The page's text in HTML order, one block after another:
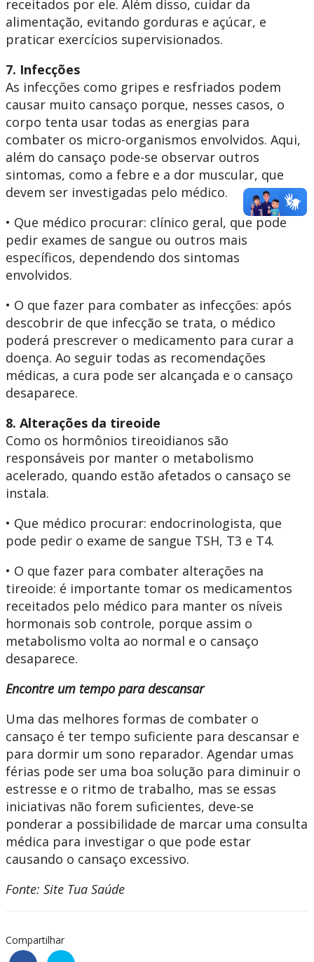
receitados por ele. Além disso, cuidar da
alimentação, evitando gorduras e açúcar, e
praticar exercícios supervisionados.
7. Infecções
As infecções como gripes e resfriados podem
causar muito cansaço porque, nesses casos, o
corpo tenta usar todas as energias para
combater os micro-organismos envolvidos. Aqui,
além do cansaço pode-se observar outros
sintomas, como a febre e a dor muscular, que
devem ser investigadas pelo médico.
• Que médico procurar: clínico geral, que pode
pedir exames de sangue ou outros mais
específicos, dependendo dos sintomas
envolvidos.
• O que fazer para combater as infecções: após
descobrir de que infecção se trata, o médico
poderá prescrever o medicamento para curar a
doença. Ao seguir todas as recomendações
médicas, a cura pode ser alcançada e o cansaço
desaparece.
8. Alterações da tireoide
Como os hormônios tireoidianos são
responsáveis por manter o metabolismo
acelerado, quando estão afetados o cansaço se
instala.
• Que médico procurar: endocrinologista, que
pode pedir o exame de sangue TSH, T3 e T4.
• O que fazer para combater alterações na
tireoide: é importante tomar os medicamentos
receitados pelo médico para manter os níveis
hormonais sob controle, porque assim o
metabolismo volta ao normal e o cansaço
desaparece.
Encontre um tempo para descansar
Uma das melhores formas de combater o
cansaço é ter tempo suficiente para descansar e
para dormir um sono reparador. Agendar umas
férias pode ser uma boa solução para diminuir o
estresse e o ritmo de trabalho, mas se essas
iniciativas não forem suficientes, deve-se
ponderar a possibilidade de marcar uma consulta
médica para investigar o que pode estar
causando o cansaço excessivo.
Fonte: Site Tua Saúde
Compartilhar